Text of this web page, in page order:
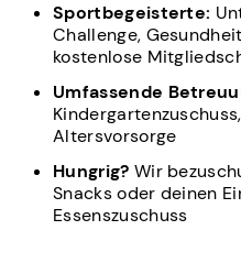
Sportbegeisterte:
Challenge,
kostenlose
Umfassende
Altersvorsorge
Hungrig? Wir
Snacks oder deinen
Essenszuschuss